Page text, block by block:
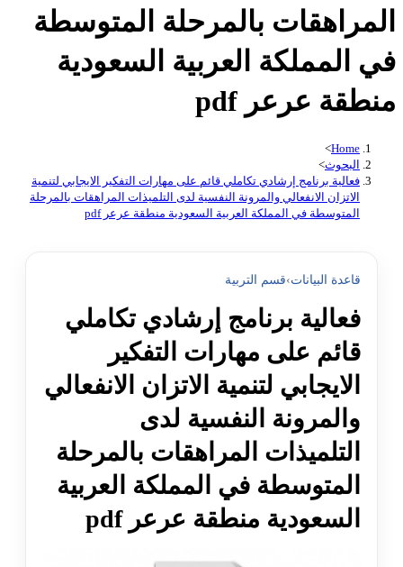
المراهقات بالمرحلة المتوسطة
في المملکة العربية السعودية
منطقة عرعر pdf
Home
>
البحوث>
فعالية برنامج إرشادي تکاملي قائم على مهارات التفکير الايجابي لتنمية
الاتزان الانفعالي والمرونة النفسية لدى التلميذات المراهقات بالمرحلة
المتوسطة في المملکة العربية السعودية منطقة عرعر pdf
قاعدة البيانات›قسم التربية
فعالية برنامج إرشادي تکاملي
قائم على مهارات التفکير
الايجابي لتنمية الاتزان الانفعالي
والمرونة النفسية لدى
التلميذات المراهقات بالمرحلة
المتوسطة في المملکة العربية
السعودية منطقة عرعر pdf